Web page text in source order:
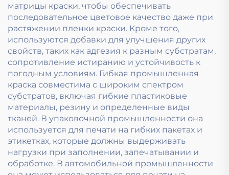
матрицы краски, чтобы обеспечивать
последовательное цветовое качество даже при
растяжении пленки краски. Кроме того,
используются добавки для улучшения других
свойств, таких как адгезия к разным субстратам,
сопротивление истиранию и устойчивость к
погодным условиям. Гибкая промышленная
краска совместима с широким спектром
субстратов, включая гибкие пластиковые
материалы, резину и определенные виды
тканей. В упаковочной промышленности она
используется для печати на гибких пакетах и
этикетках, которые должны выдерживать
нагрузки при заполнении, запечатывании и
обработке. В автомобильной промышленности